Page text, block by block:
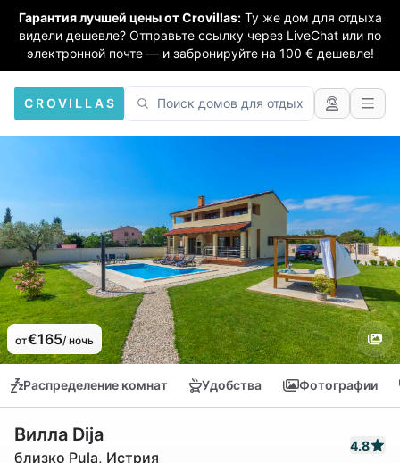
Гарантия лучшей цены от Crovillas: Ту же дом для отдыха
видели дешевле? Отправьте ссылку через LiveChat или по
электронной почте — и забронируйте на 100 € дешевле!
CROVILLAS
от€165/ ночь
Распределение комнат Удобства Фотографии
Вилла Dija
близко Pula, Истрия
4.8